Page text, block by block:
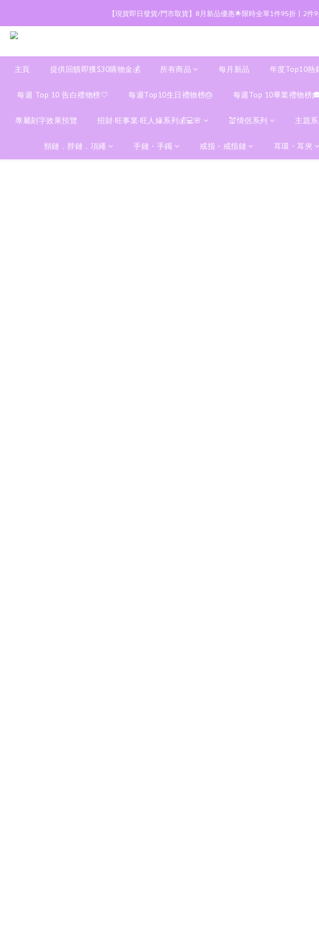
【現貨即日發貨/門市取貨】8月新品優惠🌟限時全單1件95折丨2件
主頁 提供回饋即獲$30購物金💰 所有商品 每月新品 年度Top10熱
每週 Top 10 告白禮物榜🤍 每週Top10生日禮物榜🎂 每週Top 10畢業禮物榜
專屬刻字效果預覽 招財·旺事業·旺人緣系列💰💻🌸 💒情侶系列 主題
頸鏈．脖鏈．項繩 手鏈・手鐲 戒指・戒指鏈 耳環・耳夾